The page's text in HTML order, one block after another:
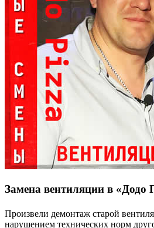
Замена вентиляции в «Додо
Произвели демонтаж старой
нарушением технических норм